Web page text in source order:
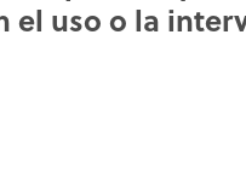
el uso o la